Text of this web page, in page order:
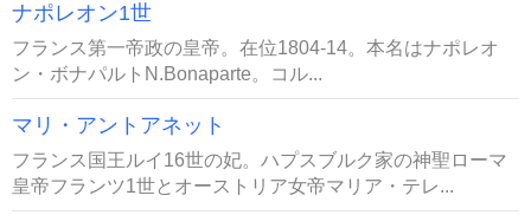
ナポレオン1世
フランス第一帝政の皇帝。在位1804-14。本名はナポレオ
ン・ボナパルトN.Bonaparte。コル...
マリ・アントアネット
フランス国王ルイ16世の妃。ハプスブルク家の神聖ローマ
皇帝フランツ1世とオーストリア女帝マリア・テレ...